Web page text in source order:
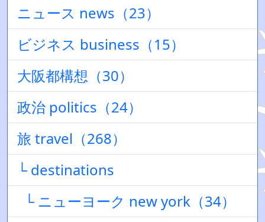
ニュース news（23）
ビジネス business（15）
大阪都構想（30）
政治 politics（24）
旅 travel（268）
└ destinations
└ ニューヨーク new york（34）